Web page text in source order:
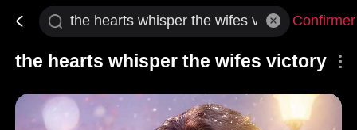
Confirmer
the hearts whisper the wifes victory